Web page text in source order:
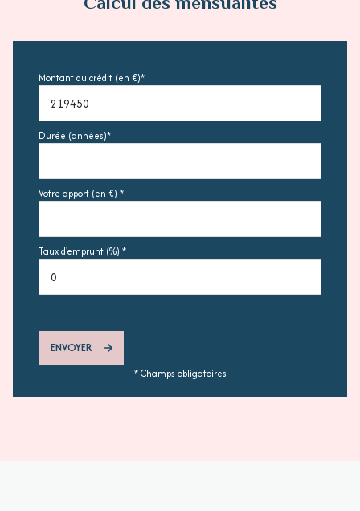
Montant du crédit (en €)*
Durée (années)*
Votre apport (en €) *
Taux d'emprunt (%) *
ENVOYER
* Champs obligatoires